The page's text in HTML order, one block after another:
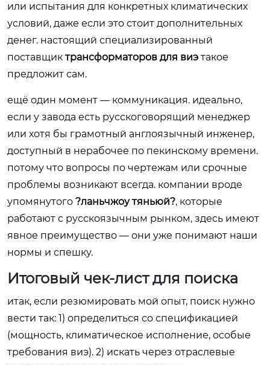
или испытания для конкретных климатических
условий, даже если это стоит дополнительных
денег. настоящий специализированный
поставщик трансформаторов для виэ такое
предложит сам.
ещё один момент — коммуникация. идеально,
если у завода есть русскоговорящий менеджер
или хотя бы грамотный англоязычный инженер,
доступный в нерабочее по пекинскому времени.
потому что вопросы по чертежам или срочные
проблемы возникают всегда. компании вроде
упомянутого ?ланьчжоу тяньюй?, которые
работают с русскоязычным рынком, здесь имеют
явное преимущество — они уже понимают наши
нормы и спешку.
Итоговый чек-лист для поиска
итак, если резюмировать мой опыт, поиск нужно
вести так: 1) определиться со спецификацией
(мощность, климатическое исполнение, особые
требования виэ). 2) искать через отраслевые